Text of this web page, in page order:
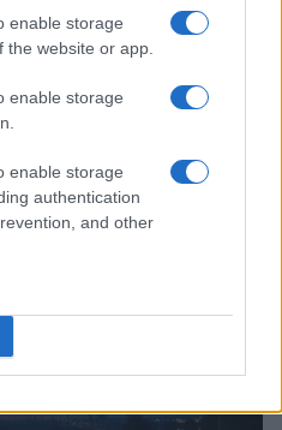
enable storage
the website or app.
enable storage
enable storage
authentication
and other